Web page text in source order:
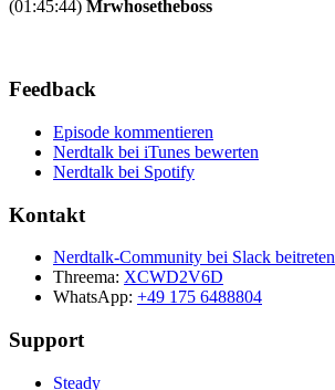
(01:45:44) Mrwhosetheboss
Feedback
Episode kommentieren
Nerdtalk bei iTunes bewerten
Nerdtalk bei Spotify
Kontakt
Nerdtalk-Community bei Slack beitreten
Threema: XCWD2V6D
WhatsApp: +49 175 6488804
Support
Steady